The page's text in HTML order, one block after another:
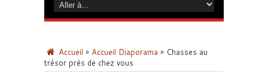
Accueil » Accueil Diaporama » Chasses au
trésor près de chez vous